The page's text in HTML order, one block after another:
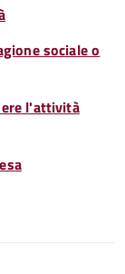
sociale o
l'attività